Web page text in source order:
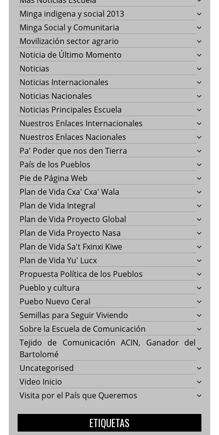
Minga indigena y social 2013
Minga Social y Comunitaria
Movilización sector agrario
Noticia de Último Momento
Noticias
Noticias Internacionales
Noticias Nacionales
Noticias Principales Escuela
Nuestros Enlaces Internacionales
Nuestros Enlaces Nacionales
Pa' Poder que nos den Tierra
País de los Pueblos
Pie de Página Web
Plan de Vida Cxa' Cxa' Wala
Plan de Vida Integral
Plan de Vida Proyecto Global
Plan de Vida Proyecto Nasa
Plan de Vida Sa't Fxinxi Kiwe
Plan de Vida Yu' Lucx
Propuesta Política de los Pueblos
Pueblo y cultura
Puebo Nuevo Ceral
Semillas para Seguir Viviendo
Sobre la Escuela de Comunicación
Tejido de Comunicación ACIN, Ganador del
Bartolomé
Uncategorised
Video Inicio
Visita por el País que Queremos
ETIQUETAS